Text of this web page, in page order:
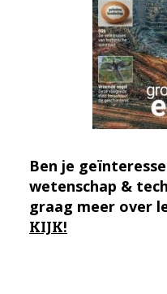
Ben je
wetenschap &
graag meer over
KIJK!